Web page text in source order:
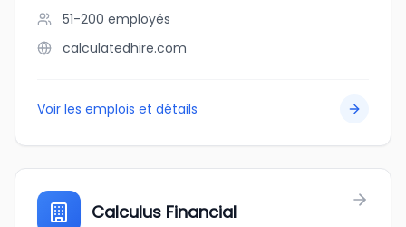
51-200 employés
calculatedhire.com
Voir les emplois et détails
Calculus Financial